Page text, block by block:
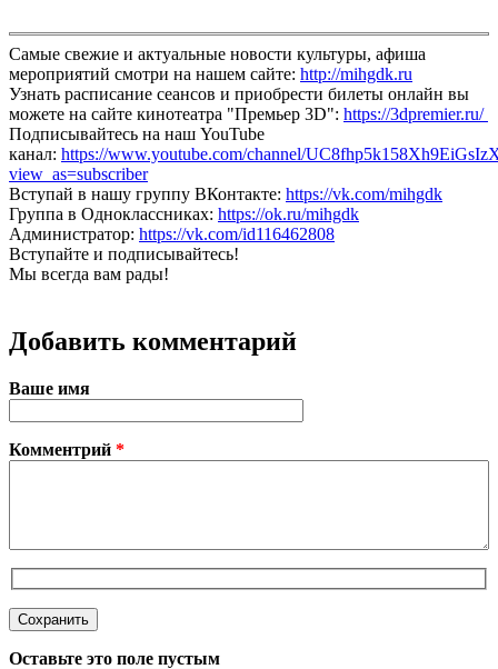
Самые свежие и актуальные новости культуры, афиша
мероприятий смотри на нашем сайте: http://mihgdk.ru
Узнать расписание сеансов и приобрести билеты онлайн вы
можете на сайте кинотеатра "Премьер 3D": https://3dpremier.ru/
Подписывайтесь на наш YouTube
канал: https://www.youtube.com/channel/
view_as=subscriber
Вступай в нашу группу ВКонтакте: https://vk.com/mihgdk
Группа в Одноклассниках: https://ok.ru/mihgdk
Администратор: https://vk.com/id116462808
Вступайте и подписывайтесь!
Мы всегда вам рады!
Добавить комментарий
Ваше имя
Комментрий *
Оставьте это поле пустым